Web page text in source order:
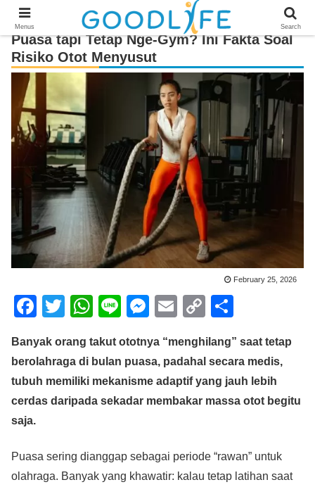
Puasa tapi Tetap Nge-Gym? Ini Fakta Soal
Risiko Otot Menyusut
February 25, 2026
F
c
e
b
k
T
tt
er
W
at
s
A
Li
e
M
ss
e
n
E
ail
C
p
y
Li
ar
e
Banyak orang takut ototnya “menghilang” saat tetap
berolahraga di bulan puasa, padahal secara medis,
tubuh memiliki mekanisme adaptif yang jauh lebih
cerdas daripada sekadar membakar massa otot begitu
saja.
Puasa sering dianggap sebagai periode “rawan” untuk
olahraga. Banyak yang khawatir: kalau tetap latihan saat
Menus Search